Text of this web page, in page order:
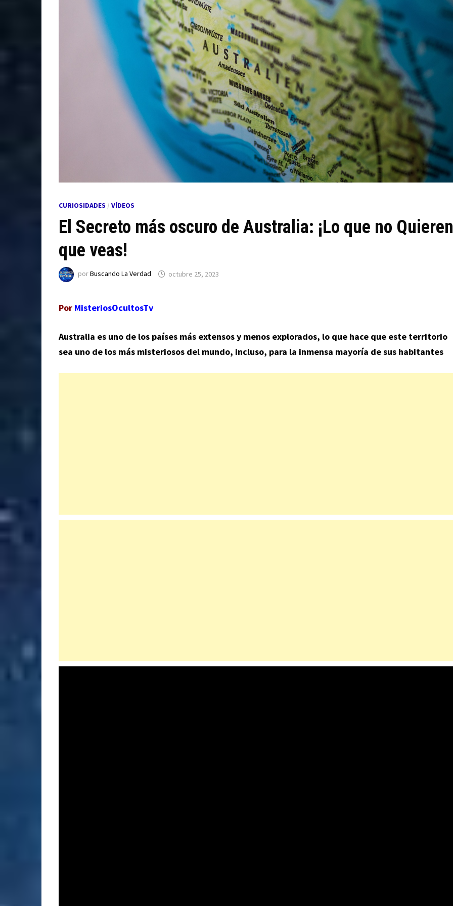
CURIOSIDADES / VÍDEOS
El Secreto más oscuro de Australia: ¡Lo que no Quieren
que veas!
porBuscando La Verdad octubre 25, 2023
Por MisteriosOcultosTv
Australia es uno de los países más extensos y menos explorados, lo que hace que este territorio
sea uno de los más misteriosos del mundo, incluso, para la inmensa mayoría de sus habitantes